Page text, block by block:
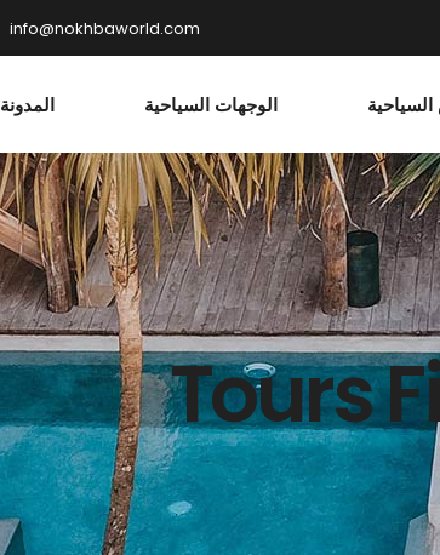
info@nokhbaworld.com
المدونة الوجهات السياحية
Tours